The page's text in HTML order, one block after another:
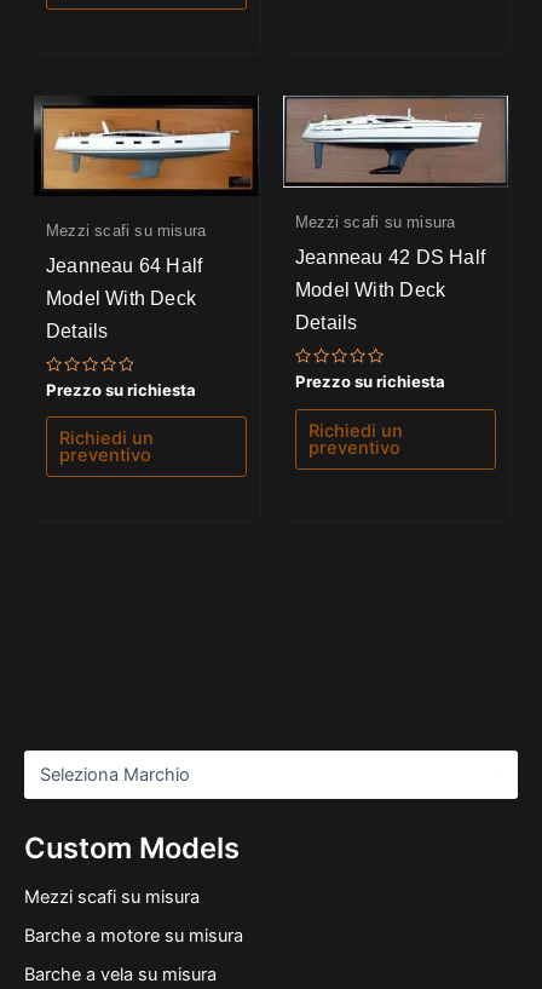
Custom Models
Mezzi scafi su misura
Barche a motore su misura
Barche a vela su misura
Mezzi scafi su misura
Jeanneau 64 Half
Model With Deck
Details
Valutato
0
su
Prezzo su richiesta
Richiedi un
preventivo
Mezzi scafi su misura
Jeanneau 42 DS Half
Model With Deck
Details
Valutato
0
su
Prezzo su richiesta
Richiedi un
preventivo